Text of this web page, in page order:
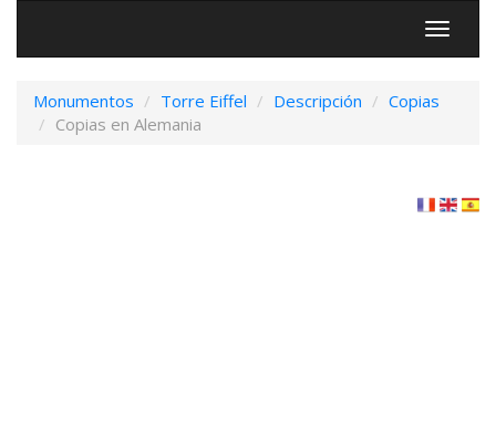
Menú
Monumentos Torre Eiffel Descripción
Copias
Copias en Alemania